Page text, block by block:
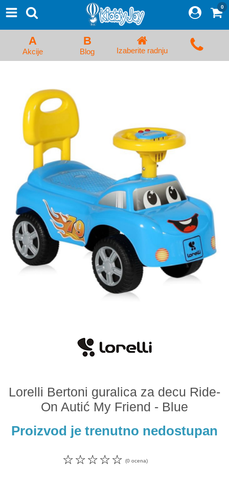
Proizvodi
Početna Prijava/Registracija
Kolica za bebe i dečija kolica
Auto sedišta za decu i bebe
Kreveci, ljuljaške i ležaljke
Kadice, noše i adapteri
Hranilice, flašice i cucle
Monitori, Ogradice i tricikli
Posteljine, vrećice i baldahini
Odeća i obuća
Igračke za bebe i decu
0
A
Akcije
B
Blog Izaberite radnju
Lorelli Bertoni guralica za decu Ride-
On Autić My Friend - Blue
Proizvod je trenutno nedostupan
☆
☆
☆
☆
☆ (0 ocena)